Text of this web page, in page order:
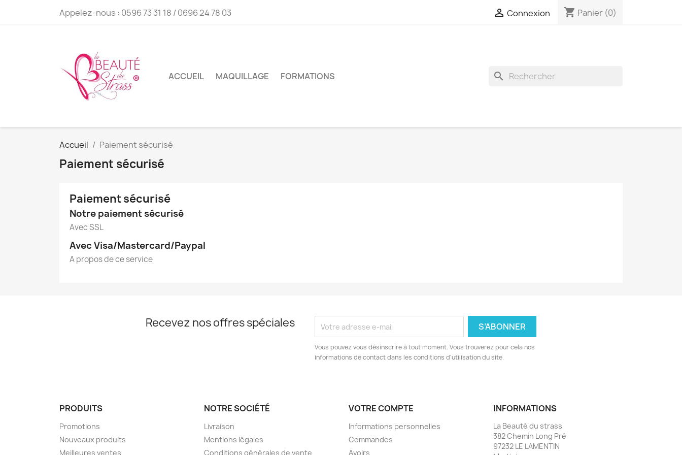
Appelez-nous : 0596 73 31 18 / 0696 24 78 03  Connexion shopping_cart Panier (0)
ACCUEIL MAQUILLAGE FORMATIONS search
Accueil Paiement sécurisé
Paiement sécurisé
Paiement sécurisé
Notre paiement sécurisé
Avec SSL
Avec Visa/Mastercard/Paypal
A propos de ce service
Recevez nos offres spéciales
Vous pouvez vous désinscrire à tout moment. Vous trouverez pour cela nos
informations de contact dans les conditions d'utilisation du site.
PRODUITS
Promotions
Nouveaux produits
Meilleures ventes
NOTRE SOCIÉTÉ
Livraison
Mentions légales
Conditions générales de vente
VOTRE COMPTE
Informations personnelles
Commandes
Avoirs
INFORMATIONS
La Beauté du strass
382 Chemin Long Pré
97232 LE LAMENTIN